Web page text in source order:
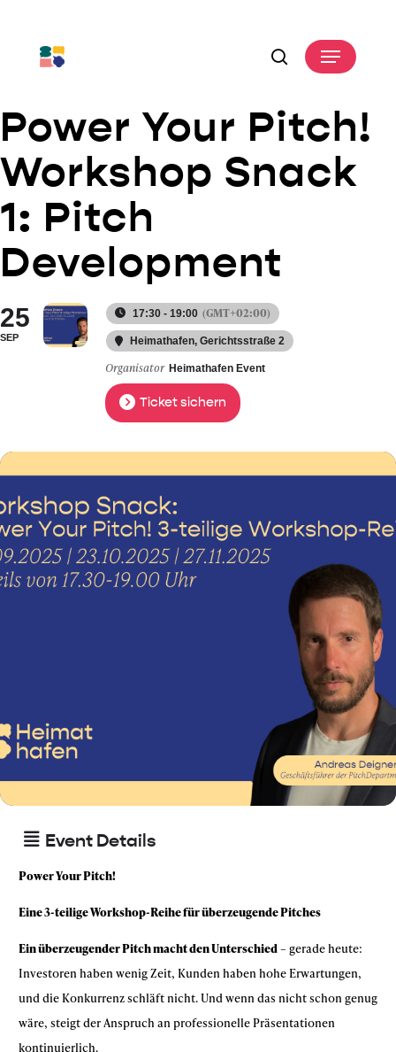
search
Menu
Power Your Pitch!
Workshop Snack
1: Pitch
Development
25
SEP
17:30 - 19:00 (GMT+02:00)
Heimathafen, Gerichtsstraße 2
Organisator Heimathafen Event
Ticket sichern
Event Details
Power Your Pitch!
Eine 3-teilige Workshop-Reihe für überzeugende Pitches
Ein überzeugender Pitch macht den Unterschied– gerade heute:
Investoren haben wenig Zeit, Kunden haben hohe Erwartungen,
und die Konkurrenz schläft nicht. Und wenn das nicht schon genug
wäre, steigt der Anspruch an professionelle Präsentationen
kontinuierlich.